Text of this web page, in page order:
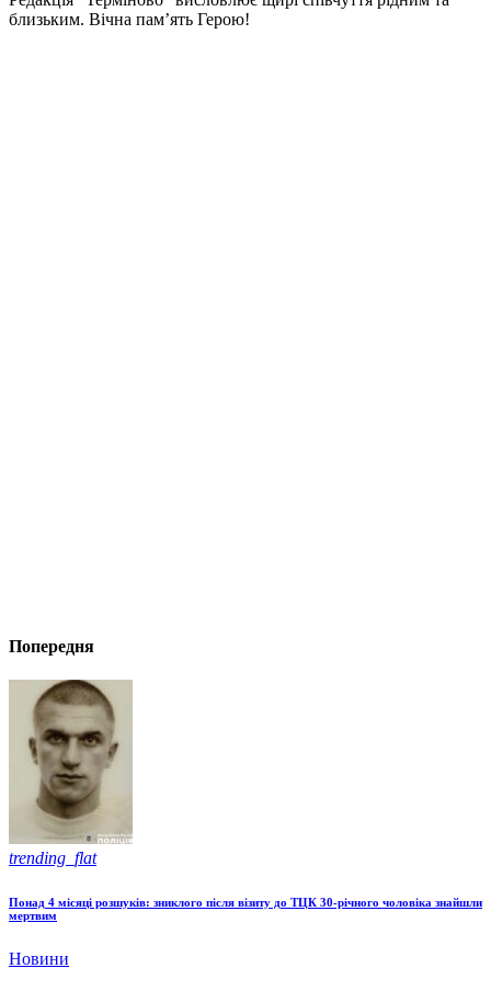
близьким. Вічна пам’ять Герою!
Попередня
trending_flat
Понад 4 місяці розшуків: зниклого після візиту до ТЦК 30-річного чоловіка знайшли
мертвим
Новини